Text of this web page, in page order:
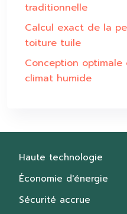
traditionnelle
Calcul exact de la
toiture tuile
Conception
climat humide
Haute technologie
Économie d'énergie
Sécurité accrue